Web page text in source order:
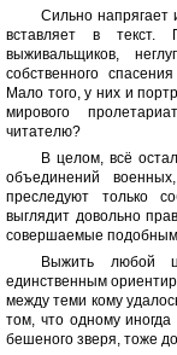
Сильно напрягает
вставляет в текст.
выживальщиков,
собственного
Мало того, у них и
мирового
читателю?
В целом, всё
объединений
преследуют только
выглядит довольно
совершаемые
Выжить любой
единственным
между теми кому
том, что одному
бешеного зверя, тоже